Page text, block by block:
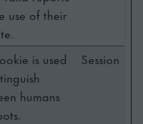
use of their
is used
humans
Session